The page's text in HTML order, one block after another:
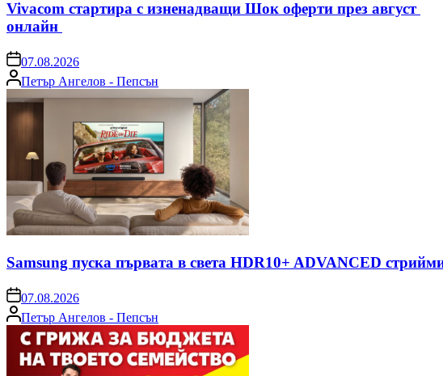
Vivacom стартира с изненадващи Шок оферти през август
онлайн
on07.08.2026
Posted
by
Петър Ангелов - Пепсън
Samsung пуска първата в света HDR10+ ADVANCED
on07.08.2026
Posted
by
Петър Ангелов - Пепсън